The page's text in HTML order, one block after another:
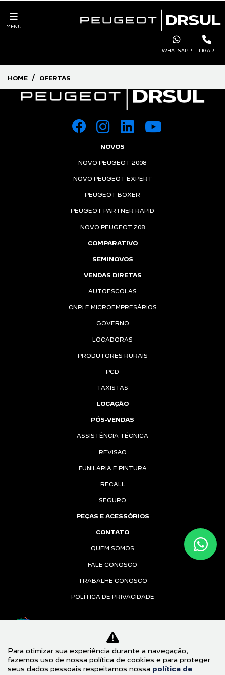
MENU
WHATSAPP LIGAR
HOME OFERTAS
NOVOS
NOVO PEUGEOT 2008
NOVO PEUGEOT EXPERT
PEUGEOT BOXER
PEUGEOT PARTNER RAPID
NOVO PEUGEOT 208
COMPARATIVO
SEMINOVOS
VENDAS DIRETAS
AUTOESCOLAS
CNPJ E MICROEMPRESÁRIOS
GOVERNO
LOCADORAS
PRODUTORES RURAIS
PCD
TAXISTAS
LOCAÇÃO
PÓS-VENDAS
ASSISTÊNCIA TÉCNICA
REVISÃO
FUNILARIA E PINTURA
RECALL
SEGURO
PEÇAS E ACESSÓRIOS
CONTATO
QUEM SOMOS
FALE CONOSCO
TRABALHE CONOSCO
POLÍTICA DE PRIVACIDADE
DF FRANCE LTDA
Para otimizar sua experiência durante a navegação,
fazemos uso de nossa política de cookies e para proteger
seus dados pessoais respeitamos nossa política de